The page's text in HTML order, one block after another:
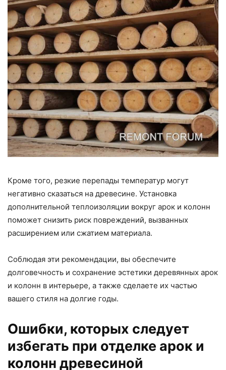
Кроме того, резкие перепады температур могут
негативно сказаться на древесине. Установка
дополнительной теплоизоляции вокруг арок и колонн
поможет снизить риск повреждений, вызванных
расширением или сжатием материала.
Соблюдая эти рекомендации, вы обеспечите
долговечность и сохранение эстетики деревянных арок
и колонн в интерьере, а также сделаете их частью
вашего стиля на долгие годы.
Ошибки, которых следует
избегать при отделке арок и
колонн древесиной